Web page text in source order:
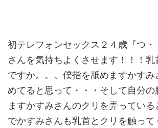
初テレフォンセックス２４歳『つ
さんを気持ちよくさせます！！！
ですか。。。僕指を舐めますかす
めてると思って・・・そして自分の
ますかすみさんのクリを弄ってい
でかすみさんも乳首とクリを触って